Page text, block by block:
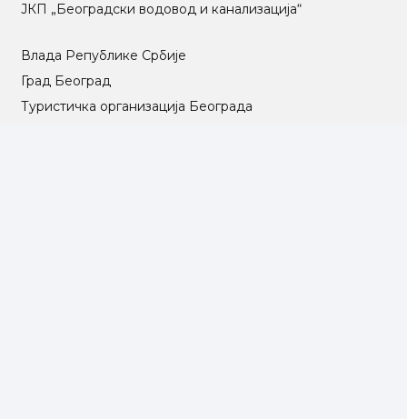
ЈКП „Београдски водовод и канализација“
Влада Републике Србије
Град Београд
Туристичка организација Београда